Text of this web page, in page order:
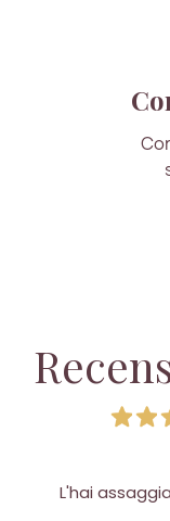
L'hai